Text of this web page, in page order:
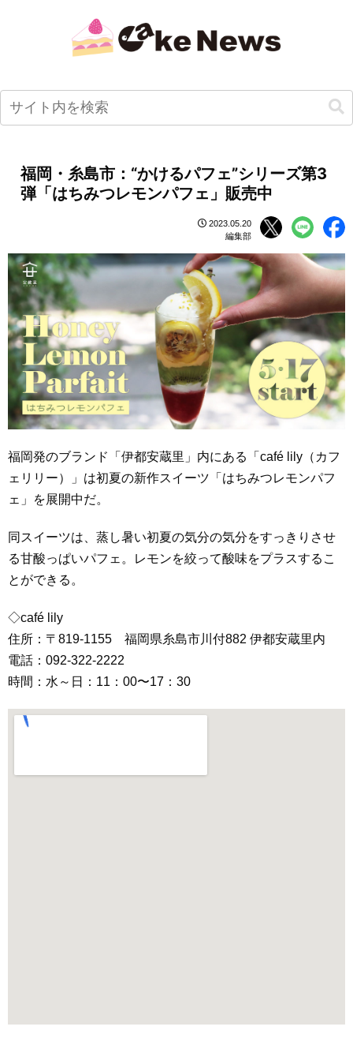
福岡・糸島市：“かけるパフェ”シリーズ第3
弾「はちみつレモンパフェ」販売中
2023.05.20
編集部
福岡発のブランド「伊都安蔵里」内にある「café lily（カフ
ェリリー）」は初夏の新作スイーツ「はちみつレモンパフ
ェ」を展開中だ。
同スイーツは、蒸し暑い初夏の気分の気分をすっきりさせ
る甘酸っぱいパフェ。レモンを絞って酸味をプラスするこ
とができる。
◇café lily
住所：〒819-1155 福岡県糸島市川付882 伊都安蔵里内
電話：092-322-2222
時間：水～日：11：00〜17：30